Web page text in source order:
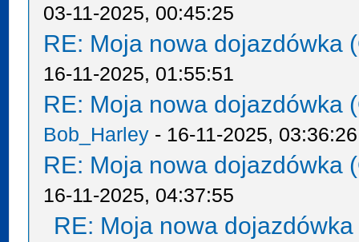
03-11-2025, 00:45:25
RE: Moja nowa dojazdówka
16-11-2025, 01:55:51
RE: Moja nowa dojazdówka
Bob_Harley - 16-11-2025, 03:36:26
RE: Moja nowa dojazdówka
16-11-2025, 04:37:55
RE: Moja nowa